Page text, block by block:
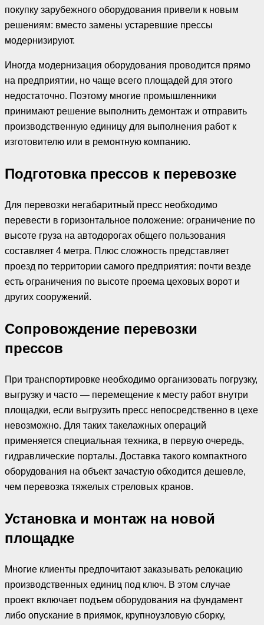
покупку зарубежного оборудования привели к новым
решениям: вместо замены устаревшие прессы
модернизируют.
Иногда модернизация оборудования проводится прямо
на предприятии, но чаще всего площадей для этого
недостаточно. Поэтому многие промышленники
принимают решение выполнить демонтаж и отправить
производственную единицу для выполнения работ к
изготовителю или в ремонтную компанию.
Подготовка прессов к перевозке
Для перевозки негабаритный пресс необходимо
перевести в горизонтальное положение: ограничение по
высоте груза на автодорогах общего пользования
составляет 4 метра. Плюс сложность представляет
проезд по территории самого предприятия: почти везде
есть ограничения по высоте проема цеховых ворот и
других сооружений.
Сопровождение перевозки
прессов
При транспортировке необходимо организовать погрузку,
выгрузку и часто — перемещение к месту работ внутри
площадки, если выгрузить пресс непосредственно в цехе
невозможно. Для таких такелажных операций
применяется специальная техника, в первую очередь,
гидравлические порталы. Доставка такого компактного
оборудования на объект зачастую обходится дешевле,
чем перевозка тяжелых стреловых кранов.
Установка и монтаж на новой
площадке
Многие клиенты предпочитают заказывать релокацию
производственных единиц под ключ. В этом случае
проект включает подъем оборудования на фундамент
либо опускание в приямок, крупноузловую сборку,